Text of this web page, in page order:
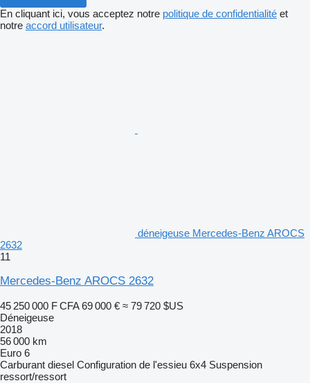
En cliquant ici, vous acceptez notre politique de confidentialité et
notre accord utilisateur.
déneigeuse Mercedes-Benz AROCS
2632
11
Mercedes-Benz AROCS 2632
45 250 000 F CFA 69 000 € ≈ 79 720 $US
Déneigeuse
2018
56 000 km
Euro 6
Carburant diesel Configuration de l'essieu 6x4 Suspension
ressort/ressort